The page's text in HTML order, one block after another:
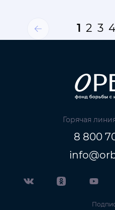
1 2 3
Горячая
8 800